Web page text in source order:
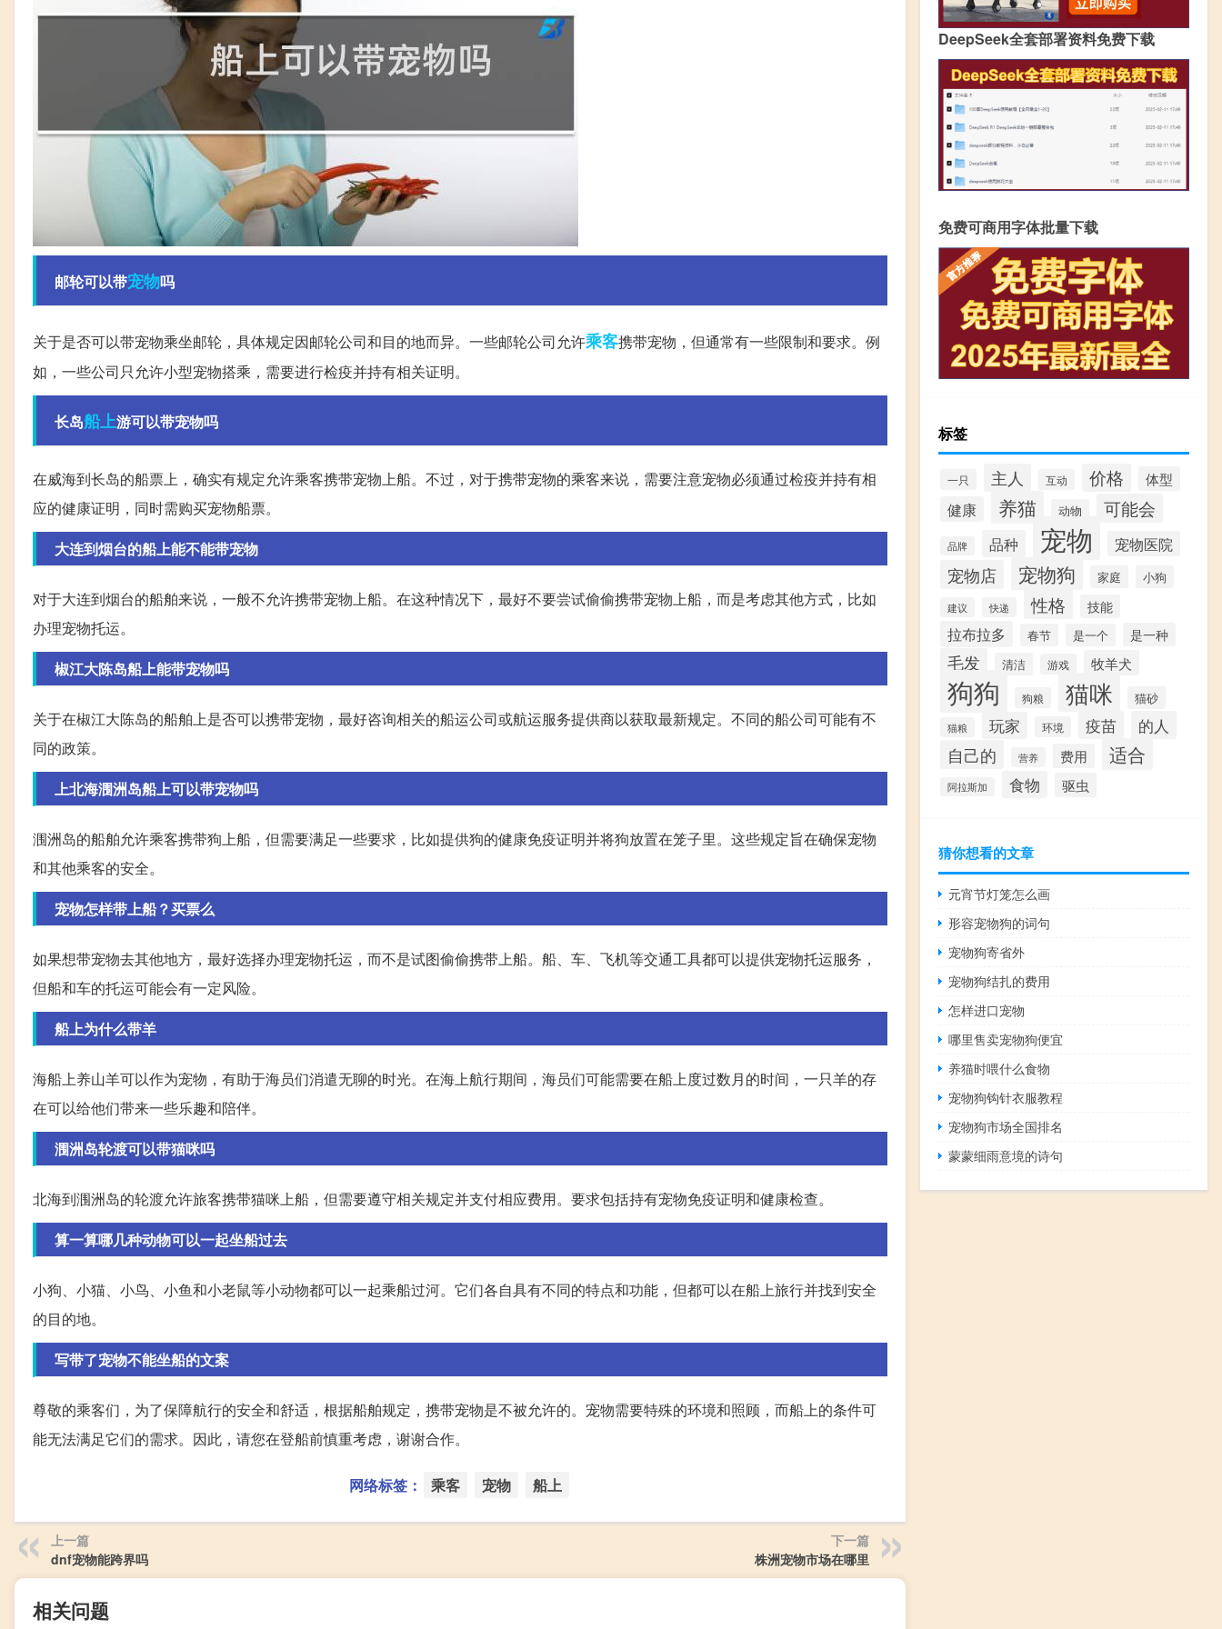
邮轮可以带宠物吗
关于是否可以带宠物乘坐邮轮，具体规定因邮轮公司和目的地而异。一些邮轮公司允许乘客携带宠物，但通常有一些限制和要求。例
如，一些公司只允许小型宠物搭乘，需要进行检疫并持有相关证明。
长岛船上游可以带宠物吗
在威海到长岛的船票上，确实有规定允许乘客携带宠物上船。不过，对于携带宠物的乘客来说，需要注意宠物必须通过检疫并持有相
应的健康证明，同时需购买宠物船票。
大连到烟台的船上能不能带宠物
对于大连到烟台的船舶来说，一般不允许携带宠物上船。在这种情况下，最好不要尝试偷偷携带宠物上船，而是考虑其他方式，比如
办理宠物托运。
椒江大陈岛船上能带宠物吗
关于在椒江大陈岛的船舶上是否可以携带宠物，最好咨询相关的船运公司或航运服务提供商以获取最新规定。不同的船公司可能有不
同的政策。
上北海涠洲岛船上可以带宠物吗
涠洲岛的船舶允许乘客携带狗上船，但需要满足一些要求，比如提供狗的健康免疫证明并将狗放置在笼子里。这些规定旨在确保宠物
和其他乘客的安全。
宠物怎样带上船？买票么
如果想带宠物去其他地方，最好选择办理宠物托运，而不是试图偷偷携带上船。船、车、飞机等交通工具都可以提供宠物托运服务，
但船和车的托运可能会有一定风险。
船上为什么带羊
海船上养山羊可以作为宠物，有助于海员们消遣无聊的时光。在海上航行期间，海员们可能需要在船上度过数月的时间，一只羊的存
在可以给他们带来一些乐趣和陪伴。
涠洲岛轮渡可以带猫咪吗
北海到涠洲岛的轮渡允许旅客携带猫咪上船，但需要遵守相关规定并支付相应费用。要求包括持有宠物免疫证明和健康检查。
算一算哪几种动物可以一起坐船过去
小狗、小猫、小鸟、小鱼和小老鼠等小动物都可以一起乘船过河。它们各自具有不同的特点和功能，但都可以在船上旅行并找到安全
的目的地。
写带了宠物不能坐船的文案
尊敬的乘客们，为了保障航行的安全和舒适，根据船舶规定，携带宠物是不被允许的。宠物需要特殊的环境和照顾，而船上的条件可
能无法满足它们的需求。因此，请您在登船前慎重考虑，谢谢合作。
网络标签： 乘客 宠物 船上
上一篇
dnf宠物能跨界吗
下一篇
株洲宠物市场在哪里
相关问题
DeepSeek全套部署资料免费下载
免费可商用字体批量下载
标签
一只 主人 互动 价格 体型
健康 养猫 动物 可能会
品牌 品种 宠物 宠物医院
宠物店 宠物狗 家庭 小狗
建议 快递 性格 技能
拉布拉多 春节 是一个 是一种
毛发 清洁 游戏 牧羊犬
狗狗 狗粮 猫咪 猫砂
猫粮 玩家 环境 疫苗 的人
自己的 营养 费用 适合
阿拉斯加 食物 驱虫
猜你想看的文章
元宵节灯笼怎么画
形容宠物狗的词句
宠物狗寄省外
宠物狗结扎的费用
怎样进口宠物
哪里售卖宠物狗便宜
养猫时喂什么食物
宠物狗钩针衣服教程
宠物狗市场全国排名
蒙蒙细雨意境的诗句